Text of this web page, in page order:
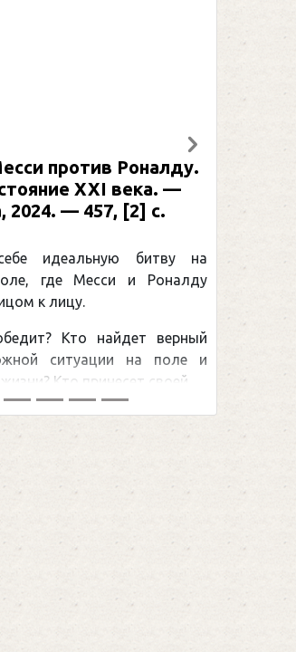
Рабинер, И. Я. Александр
: иллюстрированная
Москва, 2024 (макет 2025). —
Спорт)
снайперским рекордом НХЛ,
принадлежит великому канадцу
Гретцки, — едва ли не самая
хоккейная тема последних лет в
сезоном Национальной хоккейной
Следующий